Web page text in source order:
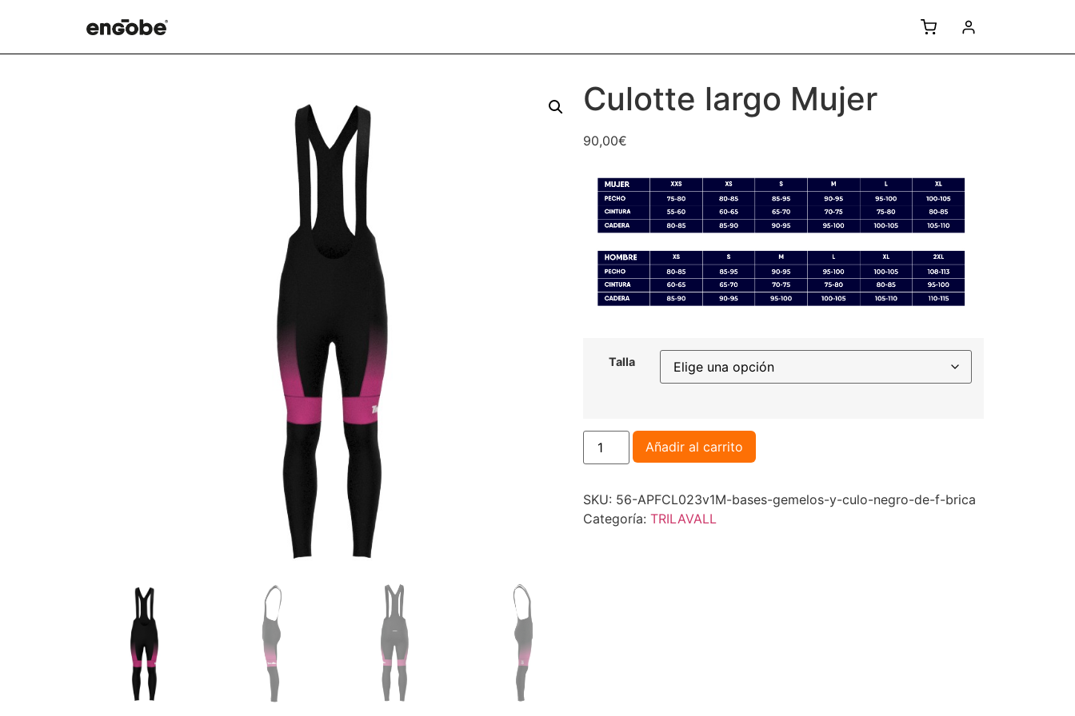
Culotte largo Mujer
90,00€
Talla
Añadir al carrito
SKU: 56-APFCL023v1M-bases-gemelos-y-culo-negro-de-f-brica
Categoría: TRILAVALL